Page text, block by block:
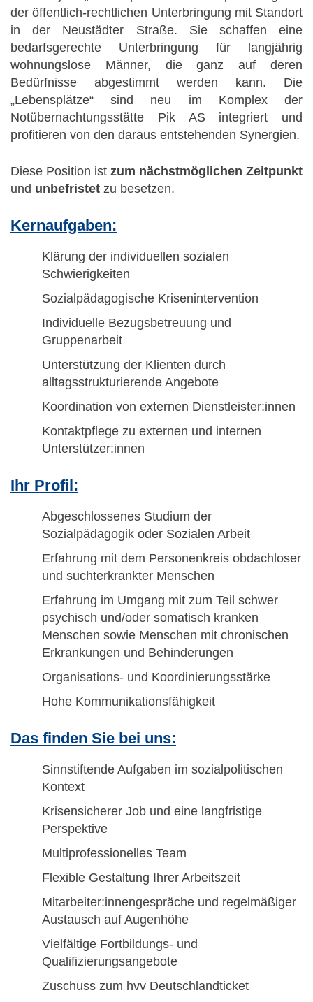
der öffentlich-rechtlichen Unterbringung mit Standort
in der Neustädter Straße. Sie schaffen eine
bedarfsgerechte Unterbringung für langjährig
wohnungslose Männer, die ganz auf deren
Bedürfnisse abgestimmt werden kann. Die
„Lebensplätze“ sind neu im Komplex der
Notübernachtungsstätte Pik AS integriert und
profitieren von den daraus entstehenden Synergien.
Diese Position ist zum nächstmöglichen Zeitpunkt
und unbefristet zu besetzen.
Kernaufgaben:
Klärung der individuellen sozialen
Schwierigkeiten
Sozialpädagogische Krisenintervention
Individuelle Bezugsbetreuung und
Gruppenarbeit
Unterstützung der Klienten durch
alltagsstrukturierende Angebote
Koordination von externen Dienstleister:innen
Kontaktpflege zu externen und internen
Unterstützer:innen
Ihr Profil:
Abgeschlossenes Studium der
Sozialpädagogik oder Sozialen Arbeit
Erfahrung mit dem Personenkreis obdachloser
und suchterkrankter Menschen
Erfahrung im Umgang mit zum Teil schwer
psychisch und/oder somatisch kranken
Menschen sowie Menschen mit chronischen
Erkrankungen und Behinderungen
Organisations- und Koordinierungsstärke
Hohe Kommunikationsfähigkeit
Das finden Sie bei uns:
Sinnstiftende Aufgaben im sozialpolitischen
Kontext
Krisensicherer Job und eine langfristige
Perspektive
Multiprofessionelles Team
Flexible Gestaltung Ihrer Arbeitszeit
Mitarbeiter:innengespräche und regelmäßiger
Austausch auf Augenhöhe
Vielfältige Fortbildungs- und
Qualifizierungsangebote
Zuschuss zum hvv Deutschlandticket